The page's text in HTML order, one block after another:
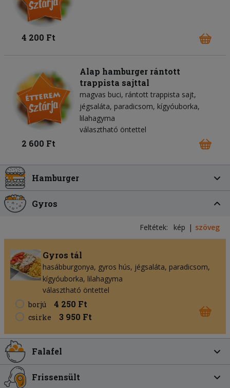
4 200 Ft
Alap hamburger rántott
trappista sajttal
magvas buci rántott trappista sajt
jégsaláta paradicsom kígyóuborka
lilahagyma
választható öntettel
2 600 Ft
Hamburger
Gyros
Feltétek: kép szöveg
Gyros tál
hasábburgonya gyros hús jégsaláta paradicsom
kígyóuborka lilahagyma
választható öntettel
borjú
4 250 Ft
csirke 3 950 Ft
Falafel
Frissensült